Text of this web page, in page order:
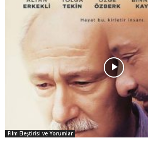
Film Eleştirisi ve Yorumlar